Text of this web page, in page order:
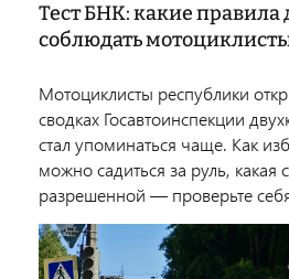
Тест БНК: какие
соблюдать
Мотоциклисты республики
сводках Госавтоинспекции
стал упоминаться чаще. Как
можно садиться за руль, какая
разрешенной — проверьте